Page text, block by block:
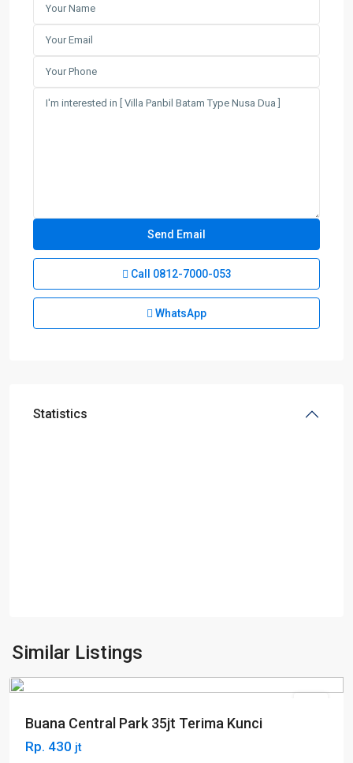
Call 0812-7000-053
WhatsApp
Statistics
Similar Listings
Muka
Kuning
Buana Central Park 35jt Terima Kunci
Rp. 430 jt